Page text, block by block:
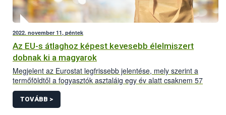
2022. november 11, péntek
Az EU-s átlaghoz képest kevesebb élelmiszert
dobnak ki a magyarok
Megjelent az Eurostat legfrissebb jelentése, mely szerint a
termőföldtől a fogyasztók asztaláig egy év alatt csaknem 57
millió tonna, egy főre vetítve 127 kg élelmiszer végzi
hulladékként. Ennek 55%-a háztartásokhoz köthető: egy átlagos
uniós állampolgár 70 kg élelmiszert dob ki évente. A magyar
TOVÁBB >